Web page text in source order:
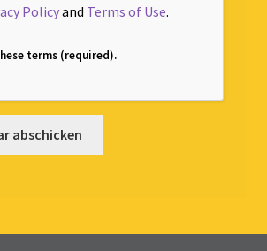
Policyand Terms of Use.
terms (required).